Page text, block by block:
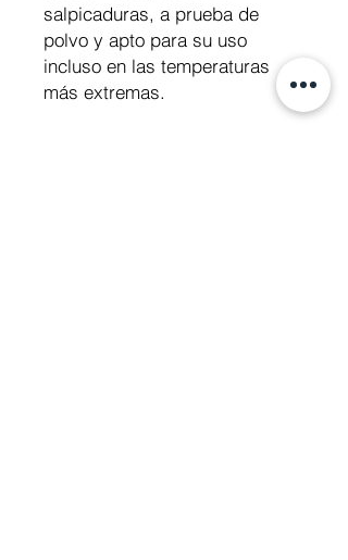
salpicaduras, a prueba de
polvo y apto para su uso
incluso en las temperaturas
más extremas.